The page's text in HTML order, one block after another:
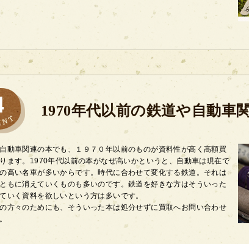
1970年代以前の鉄道や自動車
動車関連の本でも、１９７０年以前のものが資料性が高く高額買
ます。1970年代以前の本がなぜ高いかというと、自動車は現在で
高い名車が多いからです。時代に合わせて変化する鉄道。それは
もに消えていくものも多いのです。鉄道を好きな方はそういった
いく資料を欲しいという方は多いです。
方々のためにも、そういった本は処分せずに買取へお問い合わせ